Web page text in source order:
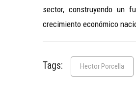
sector, construyendo un
crecimiento económico
Tags: Hector Porcella